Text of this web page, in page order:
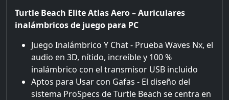
Turtle Beach Elite Atlas Aero – Auriculares
inalámbricos de juego para PC
Juego Inalámbrico Y Chat - Prueba Waves Nx, el
audio en 3D, nítido, increíble y 100 %
inalámbrico con el transmisor USB incluido
Aptos para Usar con Gafas - El diseño del
sistema ProSpecs de Turtle Beach se centra en